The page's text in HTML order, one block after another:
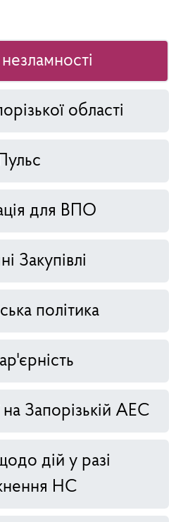
області
для ВПО
Закупівлі
політика
на Запорізькій АЕС
дій у разі
НС